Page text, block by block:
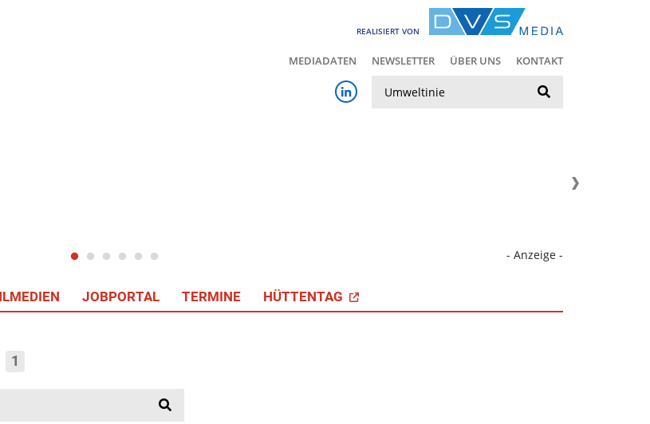
REALISIERT VON
MEDIADATEN NEWSLETTER ÜBER UNS KONTAKT
- Anzeige -
JOBPORTAL TERMINE HÜTTENTAG
1